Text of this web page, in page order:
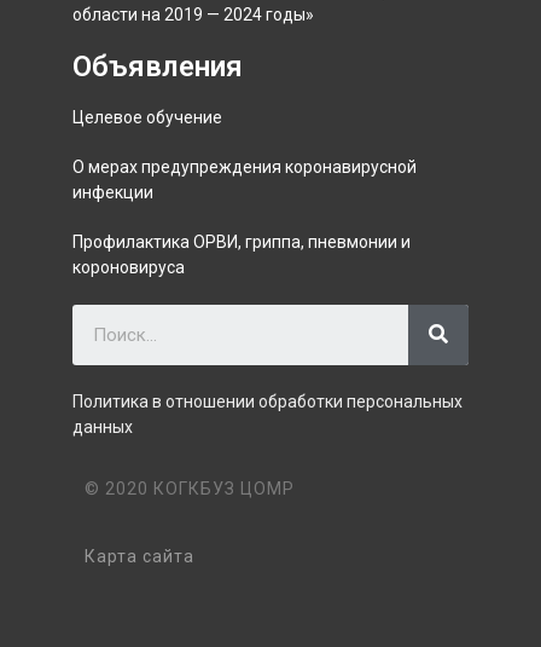
области на 2019 — 2024 годы»
Объявления
Целевое обучение
О мерах предупреждения коронавирусной
инфекции
Профилактика ОРВИ, гриппа, пневмонии и
короновируса
Политика в отношении обработки персональных
данных
© 2020 КОГКБУЗ ЦОМР
Карта сайта